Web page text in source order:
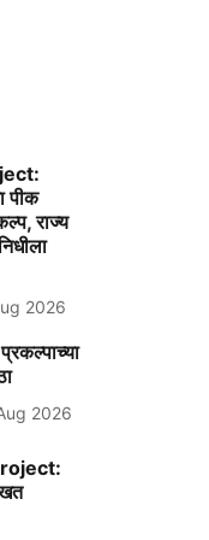
पीक
राज्य
2026
2026